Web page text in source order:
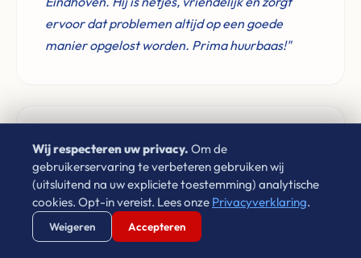
ervoor dat problemen altijd op een goede
manier opgelost worden. Prima huurbaas!"
Don Verwijst
2 jaar geleden
"Zeer goede ervaringen met Leon van Leco
Vastgoed. Als je een betrouwbaar bedrijf zoekt
voor de aankoop van je woning neem gerust
Wij respecteren uw privacy. Om de
gebruikerservaring te verbeteren gebruiken wij
(uitsluitend na uw expliciete toestemming) analytische
cookies. Opt-in vereist. Lees onze Privacyverklaring.
Weigeren Accepteren
Verstuur WhatsApp